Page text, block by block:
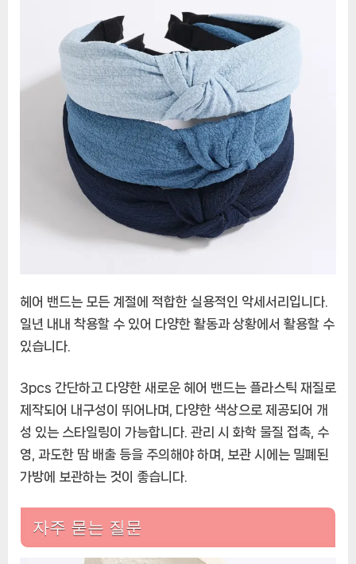
헤어 밴드는 모든 계절에 적합한 실용적인 악세서리입니다.
일년 내내 착용할 수 있어 다양한 활동과 상황에서 활용할 수
있습니다.
3pcs 간단하고 다양한 새로운 헤어 밴드는 플라스틱 재질로
제작되어 내구성이 뛰어나며, 다양한 색상으로 제공되어 개
성 있는 스타일링이 가능합니다. 관리 시 화학 물질 접촉, 수
영, 과도한 땀 배출 등을 주의해야 하며, 보관 시에는 밀폐된
가방에 보관하는 것이 좋습니다.
자주 묻는 질문